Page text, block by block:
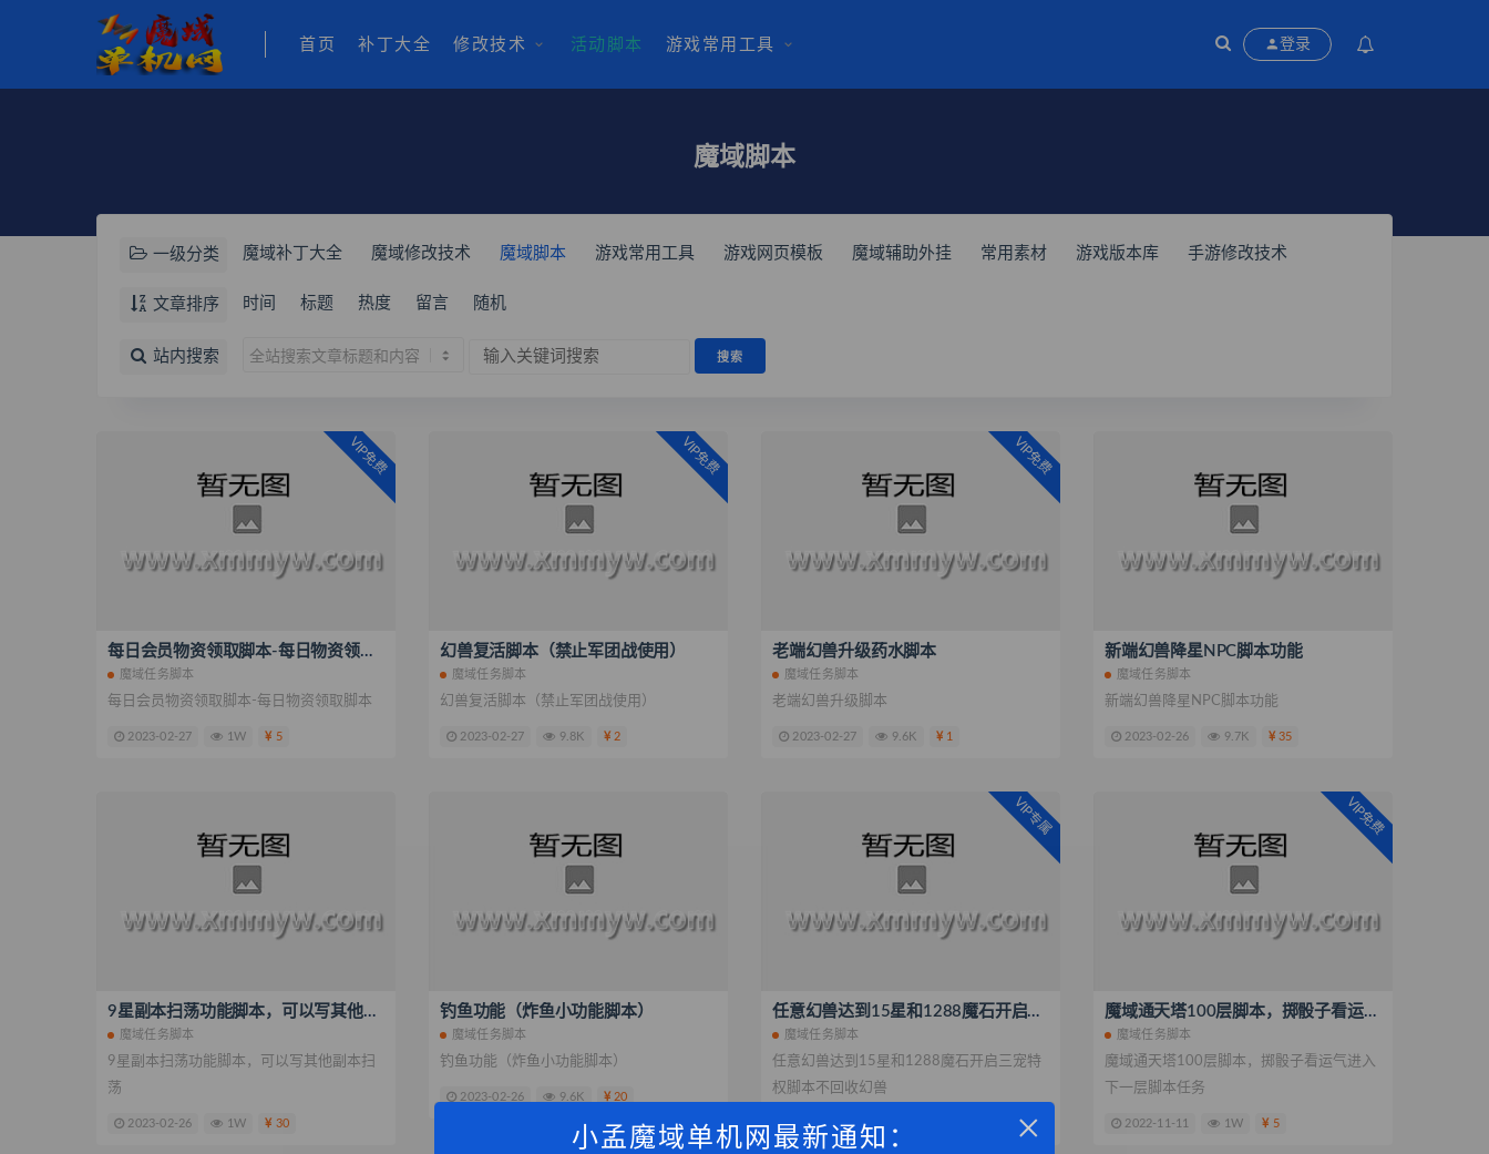
首页 补丁大全 修改技术 活动脚本 游戏常用工具 登录
魔域脚本
一级分类 魔域补丁大全 魔域修改技术 魔域脚本 游戏常用工具 游戏网页模板 魔域辅助外挂 常用素材 游戏版本库 手游修改技术
文章排序 时间 标题 热度 留言 随机
站内搜索
VIP免费
每日会员物资领取脚本-每日物资领取脚本
魔域任务脚本
每日会员物资领取脚本-每日物资领取脚本
2023-02-27 1W 5
VIP免费
幻兽复活脚本（禁止军团战使用）
魔域任务脚本
幻兽复活脚本（禁止军团战使用）
2023-02-27 9.8K 2
VIP免费
老端幻兽升级药水脚本
魔域任务脚本
老端幻兽升级脚本
2023-02-27 9.6K 1
新端幻兽降星NPC脚本功能
魔域任务脚本
新端幻兽降星NPC脚本功能
2023-02-26 9.7K 35
9星副本扫荡功能脚本，可以写其他副本扫荡
魔域任务脚本
9星副本扫荡功能脚本，可以写其他副本扫
荡
2023-02-26 1W 30
钓鱼功能（炸鱼小功能脚本）
魔域任务脚本
钓鱼功能（炸鱼小功能脚本）
2023-02-26 9.6K 20
VIP专属
任意幻兽达到15星和1288魔石开启三宠特权脚本|不回收幻兽
魔域任务脚本
任意幻兽达到15星和1288魔石开启三宠特
权脚本不回收幻兽
2022-12-30
VIP免费
魔域通天塔100层脚本，掷骰子看运气进入下一层脚本任务
魔域任务脚本
魔域通天塔100层脚本，掷骰子看运气进入
下一层脚本任务
2022-11-11 1W 5
×
小孟魔域单机网最新通知：